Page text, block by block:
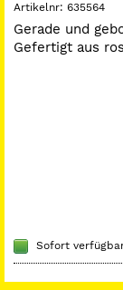
Artikelnr: 635564
Gerade und
Gefertigt aus
Sofort